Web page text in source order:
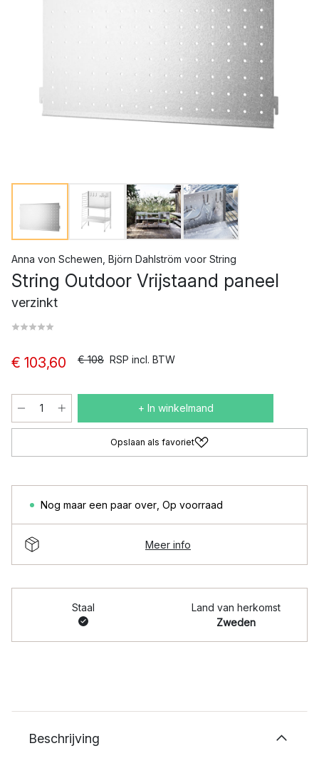
Anna von Schewen Björn Dahlström voor String
String Outdoor Vrijstaand paneel
verzinkt
€ 103,60 € 108 RSP incl. BTW
+ In winkelmand
Opslaan als favoriet
Nog maar een paar over Op voorraad
Meer info
Staal
Land van herkomst
Zweden
Beschrijving